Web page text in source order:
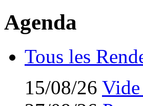
Agenda
Tous les
15/08/26 Vide